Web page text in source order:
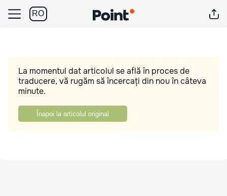
RO
La momentul dat articolul se află în proces de
traducere, vă rugăm să încercați din nou în câteva
minute.
Înapoi la articolul original